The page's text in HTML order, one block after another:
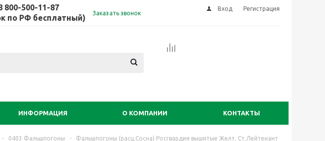
500-11-87
по РФ бесплатный)
Заказать звонок
Вход Регистрация
ИНФОРМАЦИЯ О КОМПАНИИ КОНТАКТЫ
- 0403 Фальшпогоны - Фальшпогоны (расц.Сосна) Росгвардия вышитые Желт. Ст.Лейтенант